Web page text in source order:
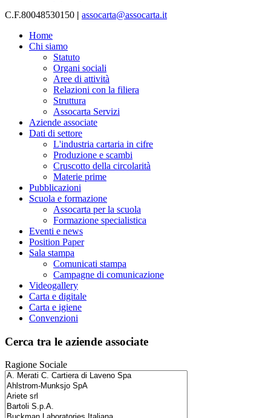
C.F.80048530150 | assocarta@assocarta.it
Home
Chi siamo
Statuto
Organi sociali
Aree di attività
Relazioni con la filiera
Struttura
Assocarta Servizi
Aziende associate
Dati di settore
L'industria cartaria in cifre
Produzione e scambi
Cruscotto della circolarità
Materie prime
Pubblicazioni
Scuola e formazione
Assocarta per la scuola
Formazione specialistica
Eventi e news
Position Paper
Sala stampa
Comunicati stampa
Campagne di comunicazione
Videogallery
Carta e digitale
Carta e igiene
Convenzioni
Cerca tra le aziende associate
Ragione Sociale